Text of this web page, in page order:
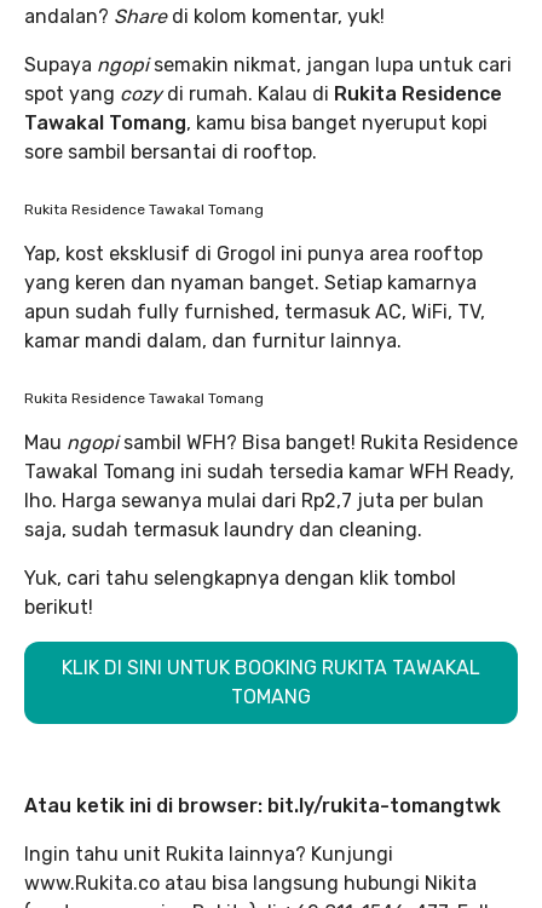
andalan? Share di kolom komentar, yuk!
Supaya ngopisemakin nikmat, jangan lupa untuk cari
spot yang cozydi rumah. Kalau di Rukita Residence
Tawakal Tomang, kamu bisa banget nyeruput kopi
sore sambil bersantai di rooftop.
Rukita Residence Tawakal Tomang
Yap, kost eksklusif di Grogol ini punya area rooftop
yang keren dan nyaman banget. Setiap kamarnya
apun sudah fully furnished, termasuk AC, WiFi, TV,
kamar mandi dalam, dan furnitur lainnya.
Rukita Residence Tawakal Tomang
Mau ngopisambil WFH? Bisa banget! Rukita Residence
Tawakal Tomang ini sudah tersedia kamar WFH Ready,
lho. Harga sewanya mulai dari Rp2,7 juta per bulan
saja, sudah termasuk laundry dan cleaning.
Yuk, cari tahu selengkapnya dengan klik tombol
berikut!
KLIK DI SINI UNTUK BOOKING RUKITA TAWAKAL
TOMANG
Atau ketik ini di browser: bit.ly/rukita-tomangtwk
Ingin tahu unit Rukita lainnya? Kunjungi
www.Rukita.co atau bisa langsung hubungi Nikita